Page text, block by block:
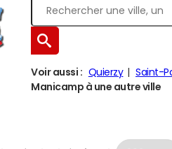
Voir aussi : Quierzy Saint-
Manicamp à une autre ville